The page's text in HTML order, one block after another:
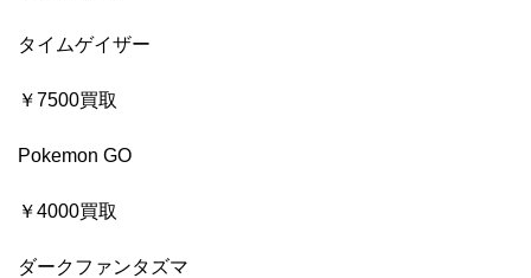
タイムゲイザー
￥7500買取
Pokemon GO
￥4000買取
ダークファンタズマ